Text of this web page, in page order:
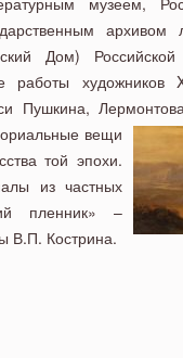
архивом
Дом)
работы
Пушкина,
вещи
той эпохи.
из частных
пленник» –
В.П. Кострина.